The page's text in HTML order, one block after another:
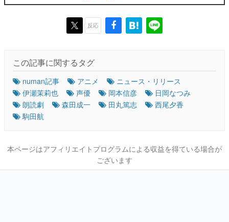
反応
この記事に関するタグ
numan記事 アニメ
ニュース・リリース
伊瀬茉莉也
声優 岡本信彦
日岡なつみ
朗読劇
森田成一 田丸篤志
西尾夕香
駒田航
本ページはアフィリエイトプログラムによる収益を得ている場合が
ございます